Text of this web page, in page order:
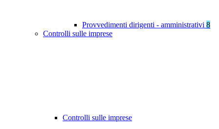
Provvedimenti dirigenti - amministrativi 8
Controlli sulle imprese
Controlli sulle imprese